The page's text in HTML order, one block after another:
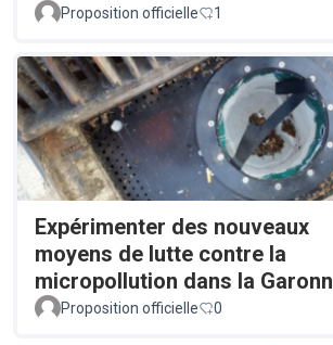
Proposition officielle 1
Expérimenter des nouveaux
moyens de lutte contre la
micropollution dans la
Proposition officielle 0